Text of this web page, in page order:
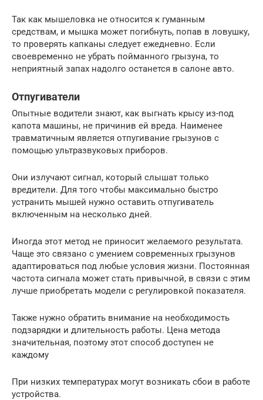
Так как мышеловка не относится к гуманным
средствам, и мышка может погибнуть, попав в ловушку,
то проверять капканы следует ежедневно. Если
своевременно не убрать пойманного грызуна, то
неприятный запах надолго останется в салоне авто.
Отпугиватели
Опытные водители знают, как выгнать крысу из-под
капота машины, не причинив ей вреда. Наименее
травматичным является отпугивание грызунов с
помощью ультразвуковых приборов.
Они излучают сигнал, который слышат только
вредители. Для того чтобы максимально быстро
устранить мышей нужно оставить отпугиватель
включенным на несколько дней.
Иногда этот метод не приносит желаемого результата.
Чаще это связано с умением современных грызунов
адаптироваться под любые условия жизни. Постоянная
частота сигнала может стать привычной, в связи с этим
лучше приобретать модели с регулировкой показателя.
Также нужно обратить внимание на необходимость
подзарядки и длительность работы. Цена метода
значительная, поэтому этот способ доступен не
каждому
При низких температурах могут возникать сбои в работе
устройства.